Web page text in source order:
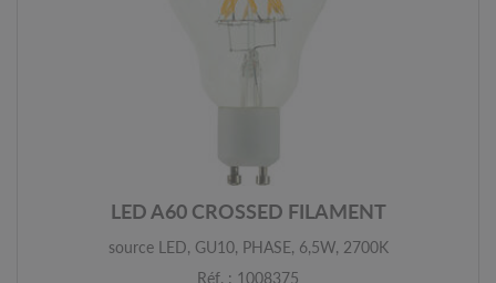
LED A60 CROSSED FILAMENT
source LED, GU10, PHASE, 6,5W, 2700K
Réf. : 1008375